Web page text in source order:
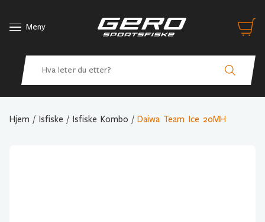
Meny
Hjem / Isfiske / Isfiske Kombo / Daiwa Team Ice 20MH